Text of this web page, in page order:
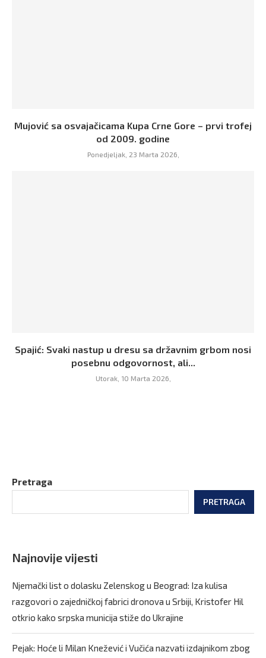
Mujović sa osvajačicama Kupa Crne Gore – prvi trofej
od 2009. godine
Ponedjeljak, 23 Marta 2026,
Spajić: Svaki nastup u dresu sa državnim grbom nosi
posebnu odgovornost, ali...
Utorak, 10 Marta 2026,
Pretraga
PRETRAGA
Najnovije vijesti
Njemački list o dolasku Zelenskog u Beograd: Iza kulisa
razgovori o zajedničkoj fabrici dronova u Srbiji, Kristofer Hil
otkrio kako srpska municija stiže do Ukrajine
Pejak: Hoće li Milan Knežević i Vučića nazvati izdajnikom zbog